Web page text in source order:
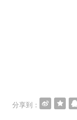
分享到：